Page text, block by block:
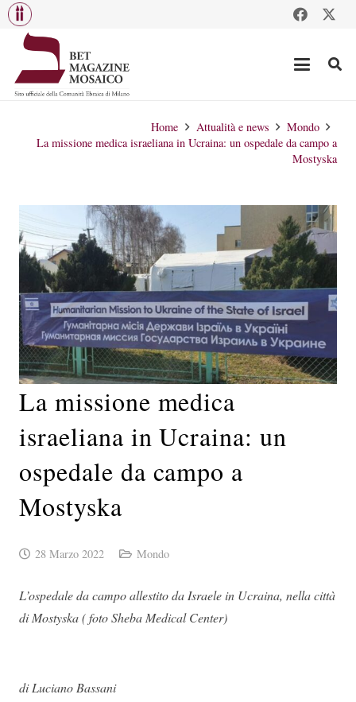
Home Attualità e news
Mondo
La missione medica israeliana in Ucraina: un ospedale da campo a
Mostyska
La missione medica
israeliana in Ucraina: un
ospedale da campo a
Mostyska
28 Marzo 2022 Mondo
L’ospedale da campo allestito da Israele in Ucraina, nella città
di Mostyska ( foto Sheba Medical Center)
di Luciano Bassani